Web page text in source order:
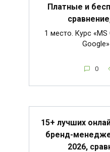
Платные и
1 место. Курс
0
15+ лучших
бренд-
2026,